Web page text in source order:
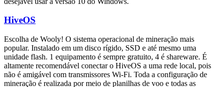
HiveOS
Escolha de Wooly! O sistema operacional de mineração mais
popular. Instalado em um disco rígido, SSD e até mesmo uma
unidade flash. 1 equipamento é sempre gratuito, 4 é shareware. É
altamente recomendável conectar o HiveOS a uma rede local, pois
não é amigável com transmissores Wi-Fi. Toda a configuração de
mineração é realizada por meio de planilhas de voo e todas as